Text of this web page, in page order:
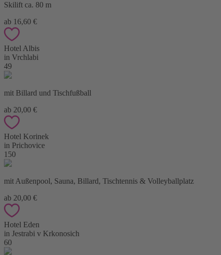
Skilift ca. 80 m
ab 16,60 €
Hotel Albis
in Vrchlabi
49
mit Billard und Tischfußball
ab 20,00 €
Hotel Korinek
in Prichovice
150
mit Außenpool, Sauna, Billard, Tischtennis & Volleyballplatz
ab 20,00 €
Hotel Eden
in Jestrabi v Krkonosich
60